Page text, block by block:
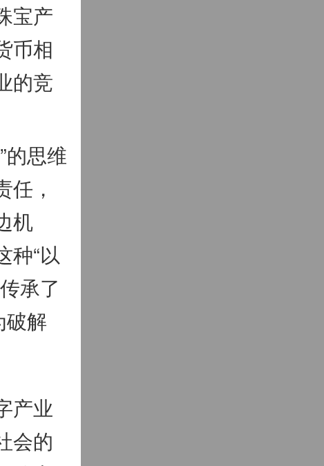
宝产
币相
的竞
思维
，
机
种“以
承了
破解
产业
会的